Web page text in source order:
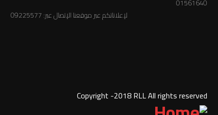
01561640
لإعلاناتكم عبر موقعنا الإتصال عبر: 09225577
Copyright -2018 RLL All rights reserved